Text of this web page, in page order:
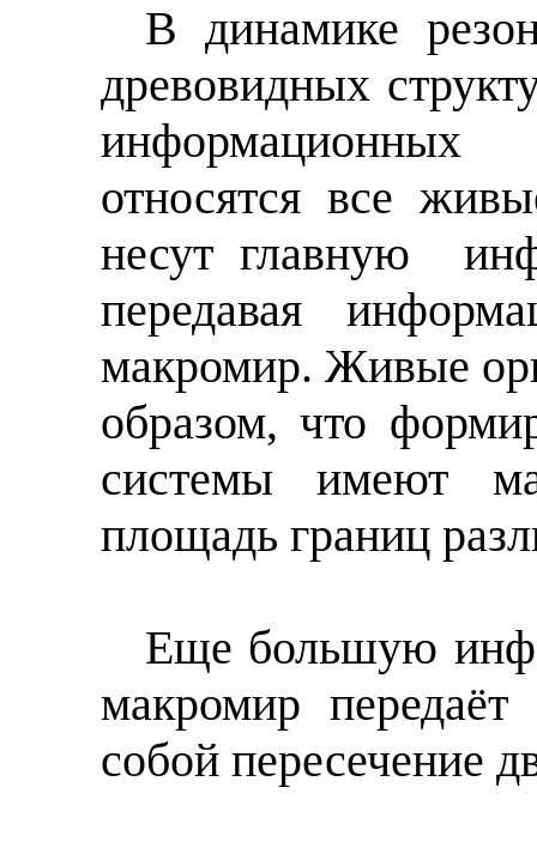
В динамике
древовидных
относятся все
несут главную
передавая
макромир. Живые
образом, что
системы имеют
площадь границ
Еще большую
макромир
собой пересечение